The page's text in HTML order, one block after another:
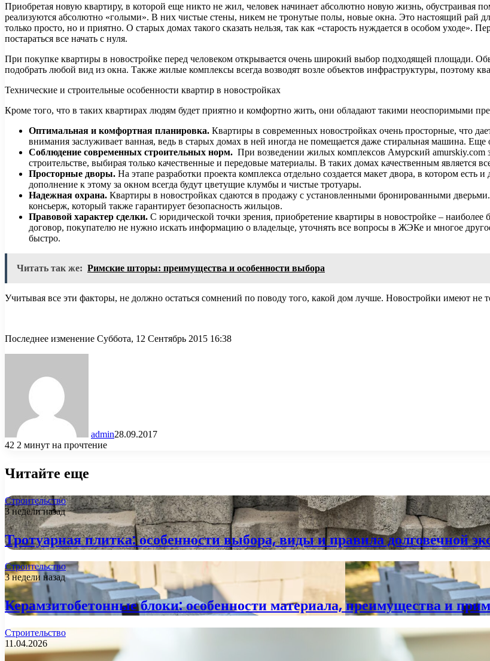
Приобретая новую квартиру, в которой еще никто не жил, человек начинает абсолютно новую жизнь, обустраивая
реализуются абсолютно «голыми». В них чистые стены, никем не тронутые полы, новые окна. Это настоящий рай
только просто, но и приятно. О старых домах такого сказать нельзя, так как «старость нуждается в особом
постараться все начать с нуля.
При покупке квартиры в новостройке перед человеком открывается очень широкий выбор подходящей площади.
подобрать любой вид из окна. Также жилые комплексы всегда возводят возле объектов инфраструктуры, поэтому
Технические и строительные особенности квартир в новостройках
Кроме того, что в таких квартирах людям будет приятно и комфортно жить, они обладают такими неоспоримыми
Оптимальная и комфортная планировка. Квартиры в современных новостройках очень просторные, что
внимания заслуживает ванная, ведь в старых домах в ней иногда не помещается даже стиральная машина.
Соблюдение современных строительных норм. При возведении жилых комплексов Амурский amurskiy.com
строительстве, выбирая только качественные и передовые материалы. В таких домах качественным
Просторные дворы. На этапе разработки проекта комплекса отдельно создается макет двора, в котором
дополнение к этому за окном всегда будут цветущие клумбы и чистые тротуары.
Надежная охрана. Квартиры в новостройках сдаются в продажу с установленными бронированными
консьерж, который также гарантирует безопасность жильцов.
Правовой характер сделки. С юридической точки зрения, приобретение квартиры в новостройке –
договор, покупателю не нужно искать информацию о владельце, уточнять все вопросы в ЖЭКе и многое
быстро.
Читать так же: Римские шторы: преимущества и особенности выбора
Учитывая все эти факторы, не должно остаться сомнений по поводу того, какой дом лучше. Новостройки имеют не
Последнее изменение Суббота, 12 Сентябрь 2015 16:38
admin28.09.2017
42 2 минут на прочтение
Читайте еще
Строительство
3 недели назад
Тротуарная плитка: особенности выбора, виды и правила долговечной
Строительство
3 недели назад
Керамзитобетонные блоки: особенности материала, преимущества и
Строительство
11.04.2026